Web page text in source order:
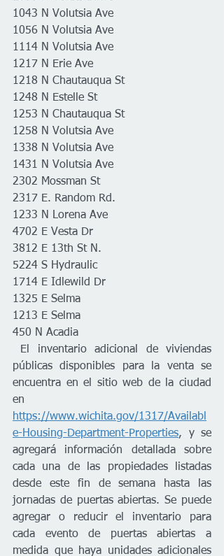
1043 N Volutsia Ave
1056 N Volutsia Ave
1114 N Volutsia Ave
1217 N Erie Ave
1218 N Chautauqua St
1248 N Estelle St
1253 N Chautauqua St
1258 N Volutsia Ave
1338 N Volutsia Ave
1431 N Volutsia Ave
2302 Mossman St
2317 E. Random Rd.
1233 N Lorena Ave
4702 E Vesta Dr
3812 E 13th St N.
5224 S Hydraulic
1714 E Idlewild Dr
1325 E Selma
1213 E Selma
450 N Acadia
públicas disponibles para la venta se
encuentra en el sitio web de la ciudad
https://www.wichita.gov/1317/Availabl
e-Housing-Department-Properties, y se
agregará información detallada sobre
cada una de las propiedades listadas
desde este fin de semana hasta las
jornadas de puertas abiertas. Se puede
agregar o reducir el inventario para
cada evento de puertas abiertas a
medida que haya unidades adicionales